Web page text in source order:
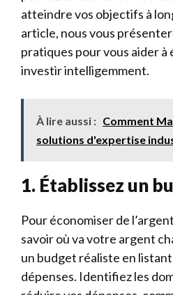
atteindre vos objectifs à
article, nous vous
pratiques pour vous aider à
investir intelligemment.
À lire aussi : Comment
solutions d'expertise
1. Établissez un
Pour économiser de
savoir où va votre argent
un budget réaliste en
dépenses. Identifiez les